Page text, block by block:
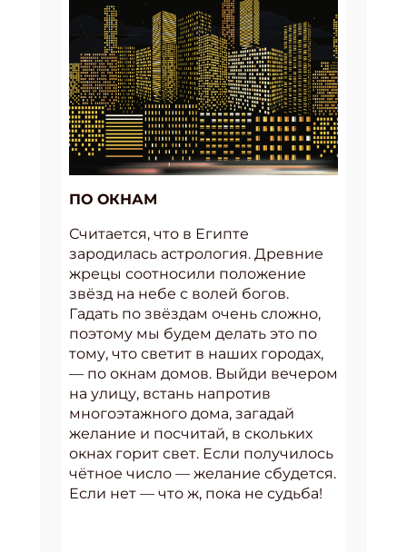
ПО ОКНАМ
Считается, что в Египте
зародилась астрология. Древние
жрецы соотносили положение
звёзд на небе с волей богов.
Гадать по звёздам очень сложно,
поэтому мы будем делать это по
тому, что светит в наших городах,
— по окнам домов. Выйди вечером
на улицу, встань напротив
многоэтажного дома, загадай
желание и посчитай, в скольких
окнах горит свет. Если получилось
чётное число — желание сбудется.
Если нет — что ж, пока не судьба!